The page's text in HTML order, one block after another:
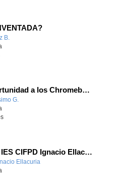
B.
Dale una oportunidad a los Chromebooks y utiliza un proyector para realizar talleres si no tienes pantallas táctiles
G.
Presentación IES CIFPD Ignacio Ellacuría
Ellacuria